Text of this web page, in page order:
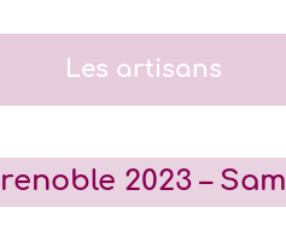
Les artisans
2023 –